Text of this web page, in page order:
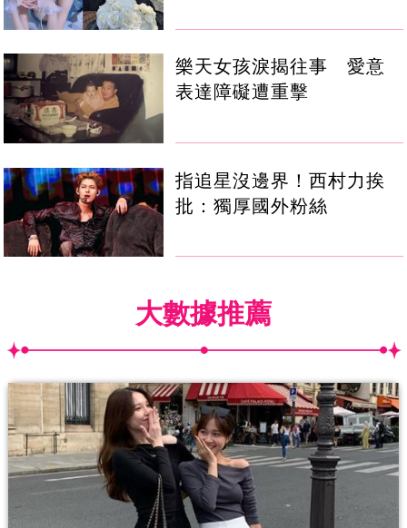
樂天女孩淚揭往事 愛意
表達障礙遭重擊
指追星沒邊界！西村力挨
批：獨厚國外粉絲
大數據推薦